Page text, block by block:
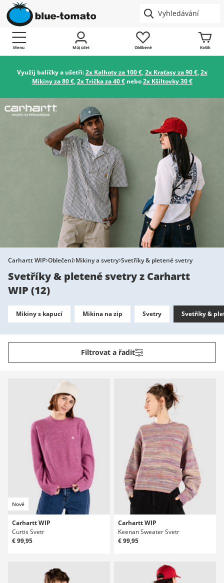
Menu Můj účet Oblíbené Košík
Využij balíčky a ušetři:2x Kalhoty za 100 €,2x Kraťasy za 90 €,2x
Mikiny za 80 €,2x Trička za 40 €nebo2x Kšiltovky 30 €
Carhartt WIP Oblečení Mikiny a svetry Svetříky & pletené svetry
Svetříky & pletené svetry z Carhartt
WIP (12)
Mikiny s kapucí Mikina na zip Svetry Svetříky &
Filtrovat a řadit
Nové
Carhartt WIP
Curtis Svetr
€ 99,95
Carhartt WIP
Keenan Sweater Svetr
€ 99,95